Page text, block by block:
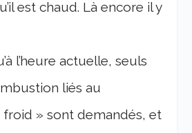
est chaud. Là encore il y
l’heure actuelle, seuls
liés au
froid » sont demandés, et